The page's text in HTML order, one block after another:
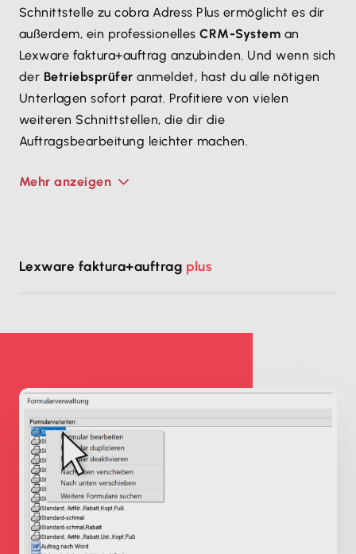
Schnittstelle zu cobra Adress Plus ermöglicht es dir
außerdem, ein professionellesCRM-System an
Lexware faktura+auftrag anzubinden. Und wenn sich
der Betriebsprüfer anmeldet, hast du alle nötigen
Unterlagen sofort parat. Profitiere von vielen
weiteren Schnittstellen, die dir die
Auftragsbearbeitung leichter machen.
Mehr anzeigen
Lexware faktura+auftrag plus